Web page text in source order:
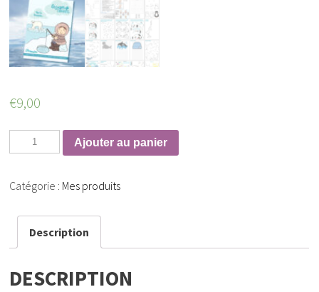
€9,00
Ajouter au panier
Catégorie : Mes produits
Description
DESCRIPTION